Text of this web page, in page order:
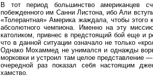
В тот период большинство американцев
побежденного им Санни Листона, ибо Али
«Толерантная» Америка жаждала, чтобы этого
абсолютного чемпиона. Именно на эту
католиком, привнес в предстоящий бой еще и
что в данной ситуации означало не только
Однако Мохаммед не унимался и однажды
морковки и устроил там целое представление
очередной раз показал себя настоящим
хамство.